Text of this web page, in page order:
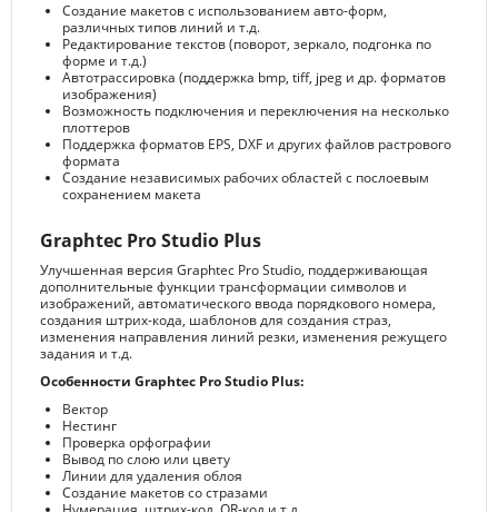
Создание макетов с использованием авто-форм,
различных типов линий и т.д.
Редактирование текстов (поворот, зеркало, подгонка по
форме и т.д.)
Автотрассировка (поддержка bmp, tiff, jpeg и др. форматов
изображения)
Возможность подключения и переключения на несколько
плоттеров
Поддержка форматов EPS, DXF и других файлов растрового
формата
Создание независимых рабочих областей с послоевым
сохранением макета
Graphtec Pro Studio Plus
Улучшенная версия Graphtec Pro Studio, поддерживающая
дополнительные функции трансформации символов и
изображений, автоматического ввода порядкового номера,
создания штрих-кода, шаблонов для создания страз,
изменения направления линий резки, изменения режущего
задания и т.д.
Особенности Graphtec Pro Studio Plus:
Вектор
Нестинг
Проверка орфографии
Вывод по слою или цвету
Линии для удаления облоя
Создание макетов со стразами